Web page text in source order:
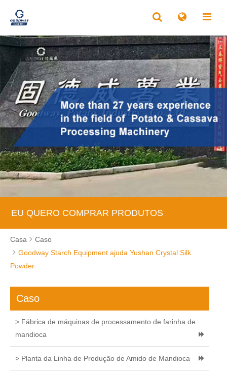
EU QUERO COMPRAR PRODUTOS
Casa
Caso
Goodway Starch Equipment ajuda Yushan Crystal Silk
Powder
Caso
> Fábrica de máquinas de processamento de farinha de
mandioca
> Planta da Linha de Produção de Amido de Mandioca